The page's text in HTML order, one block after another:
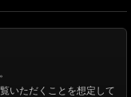
いただくことを想定して